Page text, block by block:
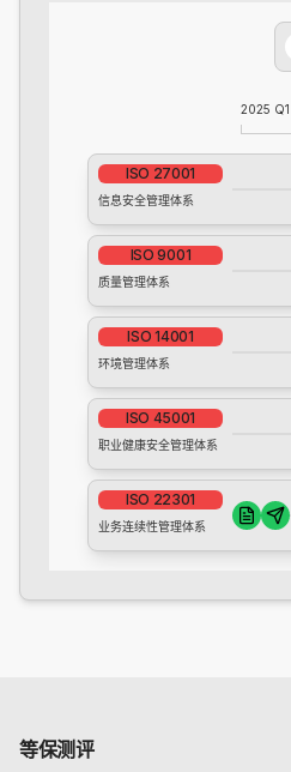
2025 Q1
ISO 27001
信息安全管理体系
ISO 9001
质量管理体系
ISO 14001
环境管理体系
ISO 45001
职业健康安全管理体系
ISO 22301
业务连续性管理体系
等保测评